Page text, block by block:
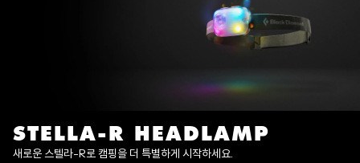
STELLA-R HEADLAMP
새로운 스텔라-R로 캠핑을 더 특별하게 시작하세요.